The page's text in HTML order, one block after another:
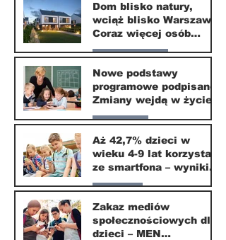
24 mar
Dom blisko natury,
wciąż blisko Warszawy.
Coraz więcej osób
wybiera ten kierunek
Nasze miasto
20 mar
Nowe podstawy
programowe podpisane.
Zmiany wejdą w życie
od września 2026
Edukacja
16 mar
Aż 42,7% dzieci w
wieku 4-9 lat korzysta
ze smartfona – wyniki
badania Krajowego
Instytutu Mediów
Parents
1 mar
Zakaz mediów
społecznościowych dla
dzieci – MEN